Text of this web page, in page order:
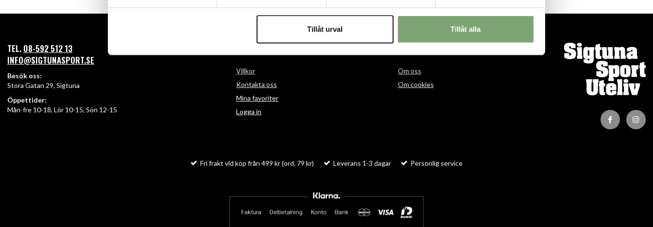
Tillåt urval Tillåt alla
TEL. 08-592 512 13
INFO@SIGTUNASPORT.SE
Besök oss:
Stora Gatan 29, Sigtuna
Öppettider:
Mån-fre 10-18, Lör 10-15, Sön 12-15
Villkor
Kontakta oss
Mina favoriter
Logga in
Om oss
Om cookies
Fri frakt vid köp från 499 kr (ord. 79 kr) Leverans 1-3 dagar Personlig service